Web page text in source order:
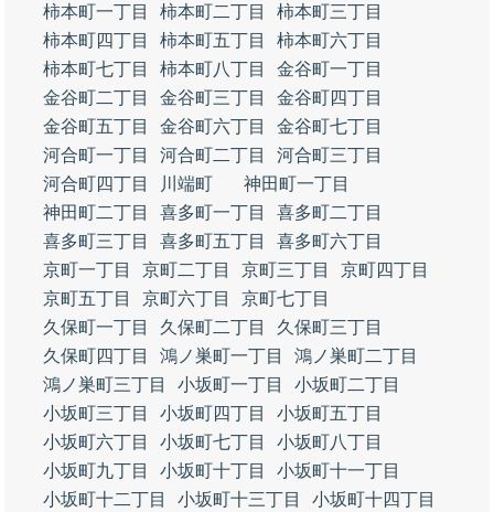
柿本町一丁目
柿本町二丁目
柿本町三丁目
柿本町四丁目
柿本町五丁目
柿本町六丁目
柿本町七丁目
柿本町八丁目
金谷町一丁目
金谷町二丁目
金谷町三丁目
金谷町四丁目
金谷町五丁目
金谷町六丁目
金谷町七丁目
河合町一丁目
河合町二丁目
河合町三丁目
河合町四丁目
川端町
神田町一丁目
神田町二丁目
喜多町一丁目
喜多町二丁目
喜多町三丁目
喜多町五丁目
喜多町六丁目
京町一丁目
京町二丁目 京町三丁目
京町四丁目
京町五丁目
京町六丁目
京町七丁目
久保町一丁目
久保町二丁目
久保町三丁目
久保町四丁目
鴻ノ巣町一丁目
鴻ノ巣町二丁目
鴻ノ巣町三丁目
小坂町一丁目
小坂町二丁目
小坂町三丁目
小坂町四丁目
小坂町五丁目
小坂町六丁目
小坂町七丁目
小坂町八丁目
小坂町九丁目
小坂町十丁目
小坂町十一丁目
小坂町十二丁目
小坂町十三丁目
小坂町十四丁目